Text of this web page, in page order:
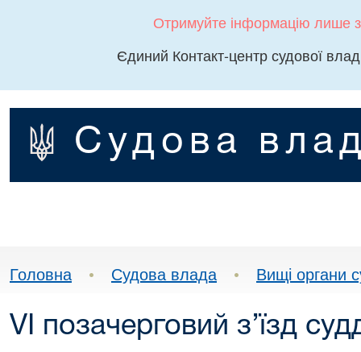
Отримуйте інформацію лише
Єдиний Контакт-центр судової
Судова
Головна • Судова влада • Вищі органи
VІ позачерговий з’їзд